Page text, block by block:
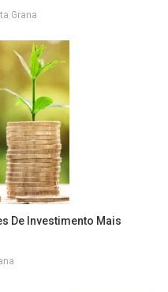
Grana
De Investimento Mais